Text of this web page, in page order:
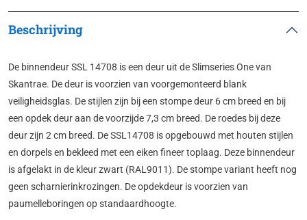
Beschrijving
De binnendeur SSL 14708 is een deur uit de Slimseries One van
Skantrae. De deur is voorzien van voorgemonteerd blank
veiligheidsglas. De stijlen zijn bij een stompe deur 6 cm breed en bij
een opdek deur aan de voorzijde 7,3 cm breed. De roedes bij deze
deur zijn 2 cm breed. De SSL14708 is opgebouwd met houten stijlen
en dorpels en bekleed met een eiken fineer toplaag. Deze binnendeur
is afgelakt in de kleur zwart (RAL9011). De stompe variant heeft nog
geen scharnierinkrozingen. De opdekdeur is voorzien van
paumelleboringen op standaardhoogte.